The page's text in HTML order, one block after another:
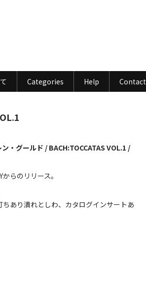
Categories Help Contact
・グールド / BACH:TOCCATAS VOL.1 /
らのリリース。
ちあり潰れとしわ、カタログインサートあ